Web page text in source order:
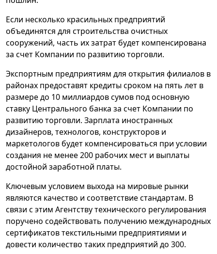
Если несколько красильных предприятий
объединятся для строительства очистных
сооружений, часть их затрат будет компенсирована
за счет Компании по развитию торговли.
Экспортным предприятиям для открытия филиалов в
районах предоставят кредиты сроком на пять лет в
размере до 10 миллиардов сумов под основную
ставку Центрального банка за счет Компании по
развитию торговли. Зарплата иностранных
дизайнеров, технологов, конструкторов и
маркетологов будет компенсироваться при условии
создания не менее 200 рабочих мест и выплаты
достойной заработной платы.
Ключевым условием выхода на мировые рынки
являются качество и соответствие стандартам. В
связи с этим Агентству технического регулирования
поручено содействовать получению международных
сертификатов текстильными предприятиями и
довести количество таких предприятий до 300.